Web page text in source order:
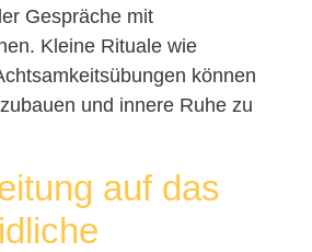
Gespräche mit
Kleine Rituale wie
können
und innere Ruhe zu
auf das